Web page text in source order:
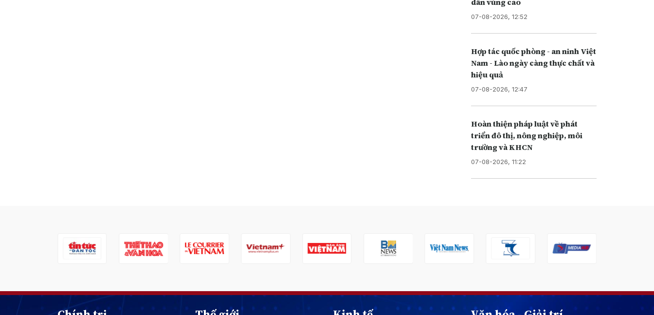
07-08-2026, 12:52
Hợp tác quốc phòng - an ninh Việt
Nam - Lào ngày càng thực chất và
hiệu quả
07-08-2026, 12:47
Hoàn thiện pháp luật về phát
triển đô thị, nông nghiệp, môi
trường và KHCN
07-08-2026, 11:22